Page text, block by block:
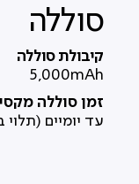
סוללה
קיבולת סוללה
5,000mAh
זמן סוללה
עד יומיים